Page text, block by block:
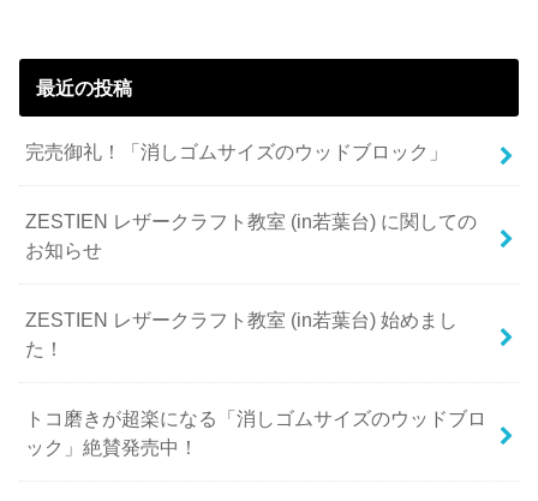
最近の投稿
完売御礼！「消しゴムサイズのウッドブロック」
ZESTIEN レザークラフト教室 (in若葉台) に関しての
お知らせ
ZESTIEN レザークラフト教室 (in若葉台) 始めまし
た！
トコ磨きが超楽になる「消しゴムサイズのウッドブロ
ック」絶賛発売中！